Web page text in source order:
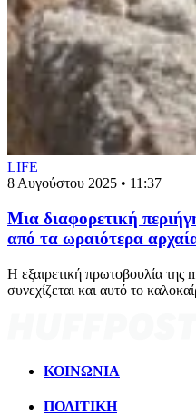
LIFE
8 Αυγούστου 2025 • 11:37
Μια διαφορετική
από τα ωραιότερα
Η εξαιρετική πρωτοβουλία της
συνεχίζεται και αυτό το
ΚΟΙΝΩΝΙΑ
ΠΟΛΙΤΙΚΗ